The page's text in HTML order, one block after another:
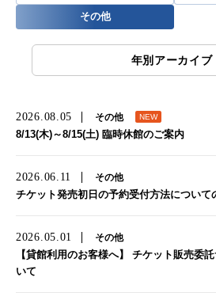
会員制度
育成事業
お知らせ
その他
年別アーカイブ
2026.08.05 その他
8/13(木)～8/15(土) 臨時休館のご案内
2026.06.11 その他
チケット発売初日の予約受付方法について
2026.05.01 その他
【貸館利用のお客様へ】 チケット販売委
いて